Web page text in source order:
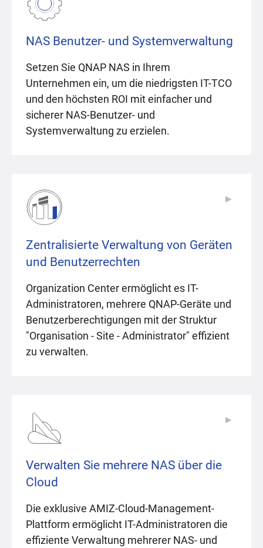
NAS Benutzer- und Systemverwaltung
Setzen Sie QNAP NAS in Ihrem
Unternehmen ein, um die niedrigsten IT-TCO
und den höchsten ROI mit einfacher und
sicherer NAS-Benutzer- und
Systemverwaltung zu erzielen.
Zentralisierte Verwaltung von Geräten
und Benutzerrechten
Organization Center ermöglicht es IT-
Administratoren, mehrere QNAP-Geräte und
Benutzerberechtigungen mit der Struktur
"Organisation - Site - Administrator" effizient
zu verwalten.
▶
Verwalten Sie mehrere NAS über die
Cloud
Die exklusive AMIZ-Cloud-Management-
Plattform ermöglicht IT-Administratoren die
effiziente Verwaltung mehrerer NAS- und
▶